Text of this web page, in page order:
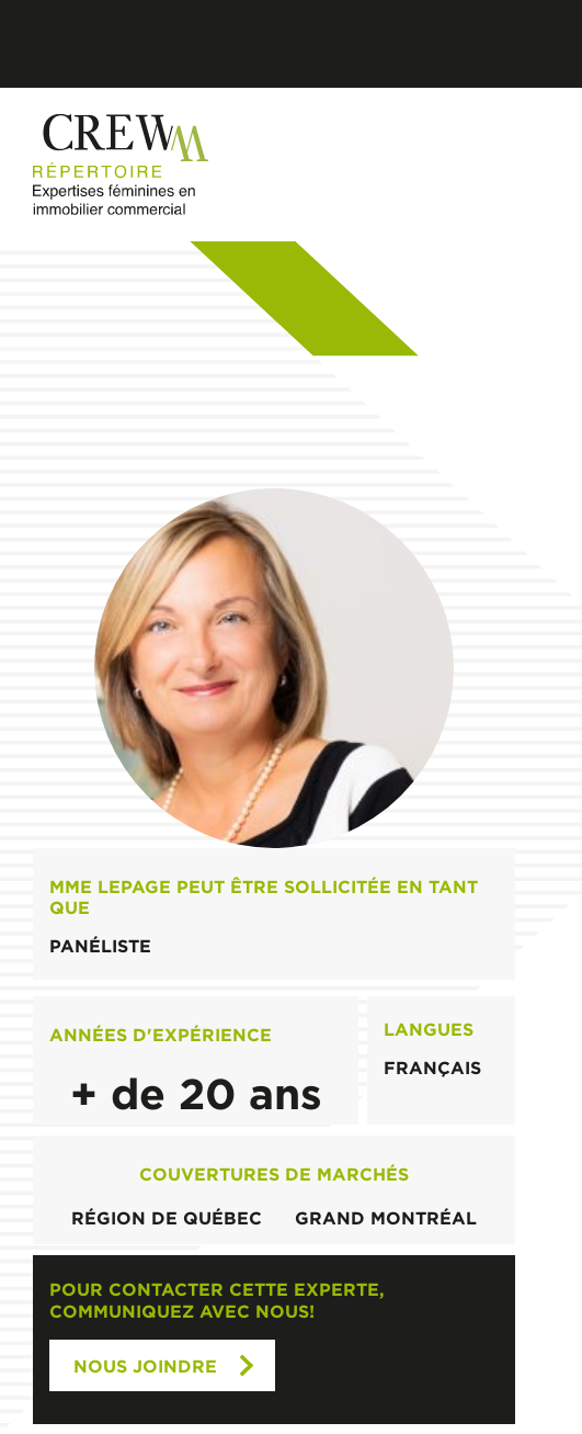
MME LEPAGE PEUT ÊTRE SOLLICITÉE EN TANT
QUE
PANÉLISTE
ANNÉES D'EXPÉRIENCE
+ de 20 ans
LANGUES
FRANÇAIS
COUVERTURES DE MARCHÉS
RÉGION DE QUÉBEC GRAND MONTRÉAL
POUR CONTACTER CETTE EXPERTE,
COMMUNIQUEZ AVEC NOUS!
NOUS JOINDRE